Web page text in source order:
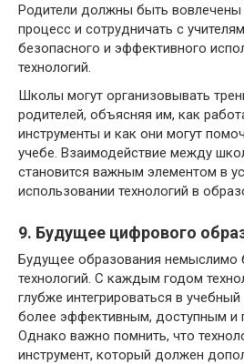
Родители должны быть вовлечены
процесс и сотрудничать с
безопасного и эффективного
технологий.
Школы могут организовывать
родителей, объясняя им, как
инструменты и как они могут
учебе. Взаимодействие между
становится важным элементом в
использовании технологий в
9. Будущее цифрового
Будущее образования немыслимо
технологий. С каждым годом
глубже интегрироваться в
более эффективным, доступным и
Однако важно помнить, что
инструмент, который должен